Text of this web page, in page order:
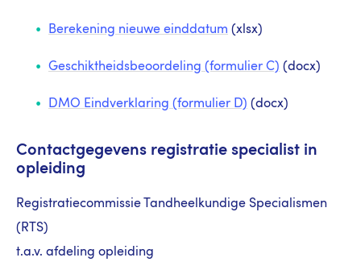
Berekening nieuwe einddatum (xlsx)
Geschiktheidsbeoordeling (formulier C) (docx)
DMO Eindverklaring (formulier D) (docx)
Contactgegevens registratie specialist in
opleiding
Registratiecommissie Tandheelkundige Specialismen
(RTS)
t.a.v. afdeling opleiding